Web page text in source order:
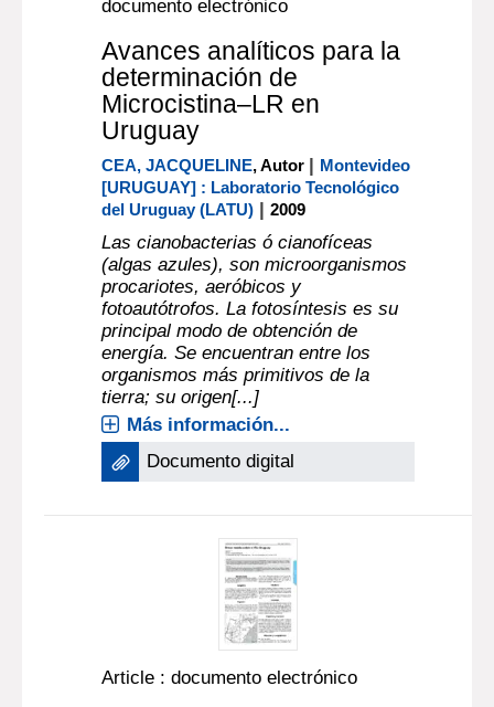
documento electrónico
Avances analíticos para la
determinación de
Microcistina–LR en
Uruguay
CEA, JACQUELINE, Autor | Montevideo
[URUGUAY] : Laboratorio Tecnológico
del Uruguay (LATU) |2009
Las cianobacterias ó cianofíceas
(algas azules), son microorganismos
procariotes, aeróbicos y
fotoautótrofos. La fotosíntesis es su
principal modo de obtención de
energía. Se encuentran entre los
organismos más primitivos de la
tierra; su origen[...]
Más información...
Documento digital
Article : documento electrónico